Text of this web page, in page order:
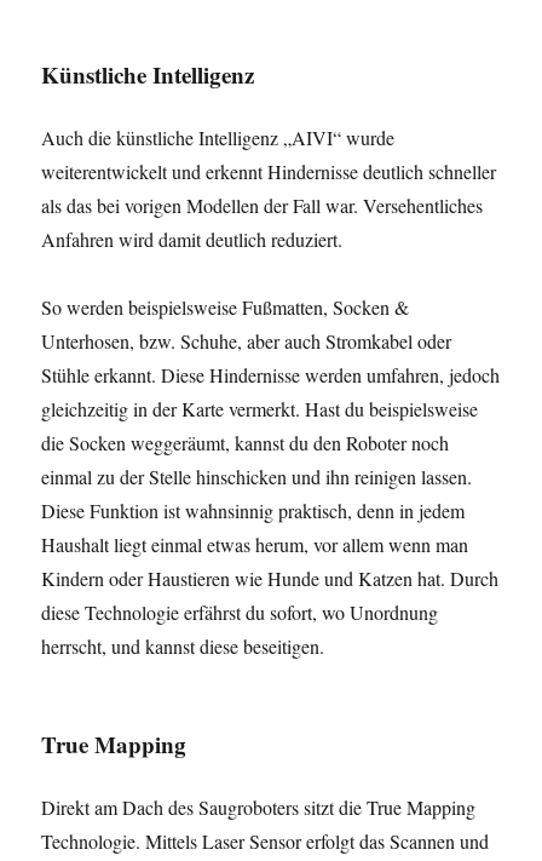
Künstliche Intelligenz
Auch die künstliche Intelligenz „AIVI“ wurde
weiterentwickelt und erkennt Hindernisse deutlich schneller
als das bei vorigen Modellen der Fall war. Versehentliches
Anfahren wird damit deutlich reduziert.
So werden beispielsweise Fußmatten, Socken &
Unterhosen, bzw. Schuhe, aber auch Stromkabel oder
Stühle erkannt. Diese Hindernisse werden umfahren, jedoch
gleichzeitig in der Karte vermerkt. Hast du beispielsweise
die Socken weggeräumt, kannst du den Roboter noch
einmal zu der Stelle hinschicken und ihn reinigen lassen.
Diese Funktion ist wahnsinnig praktisch, denn in jedem
Haushalt liegt einmal etwas herum, vor allem wenn man
Kindern oder Haustieren wie Hunde und Katzen hat. Durch
diese Technologie erfährst du sofort, wo Unordnung
herrscht, und kannst diese beseitigen.
True Mapping
Direkt am Dach des Saugroboters sitzt die True Mapping
Technologie. Mittels Laser Sensor erfolgt das Scannen und